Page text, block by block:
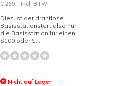
€ 269,- Incl. BTW
Dies ist der drahtlose
Basisstationsteil, also nur
die Basisstation für einen
S100 oder S...
Nicht auf Lager